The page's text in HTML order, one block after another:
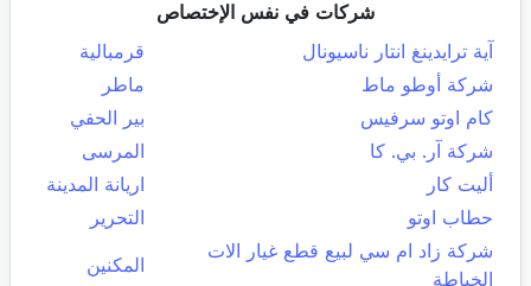
شركات في نفس الإختصاص
آية ترايدينغ انتار ناسيونال
قرمبالية
شركة أوطو ماط
ماطر
كام اوتو سرفيس
بير الحفي
شركة آر. بي. كا
المرسى
أليت كار
اريانة المدينة
حطاب اوتو
التحرير
شركة زاد ام سي لبيع قطع غيار الات
الخياطة
المكنين